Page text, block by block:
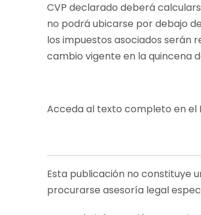
CVP declarado deberá
no podrá ubicarse por debajo
los impuestos asociados serán
cambio vigente en la quincena
Acceda al texto completo en
Esta publicación no constituye
procurarse asesoría legal